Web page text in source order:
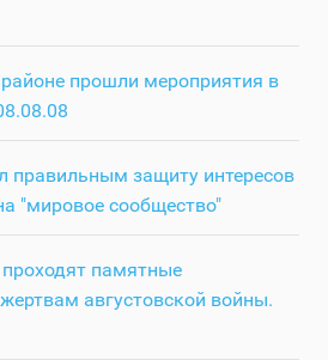
прошли мероприятия в
правильным защиту интересов
"мировое сообщество"
памятные
августовской войны.